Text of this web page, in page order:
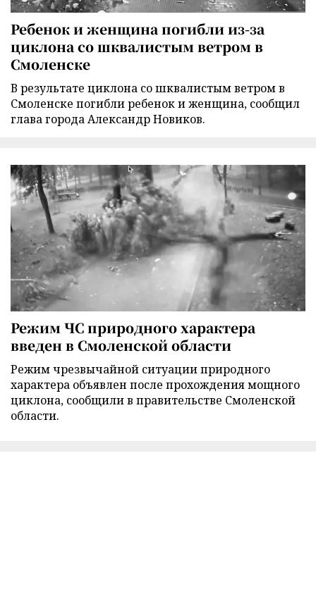
Ребенок и женщина погибли из-за
циклона со шквалистым ветром в
Смоленске
В результате циклона со шквалистым ветром в
Смоленске погибли ребенок и женщина, сообщил
глава города Александр Новиков.
Режим ЧС природного характера
введен в Смоленской области
Режим чрезвычайной ситуации природного
характера объявлен после прохождения мощного
циклона, сообщили в правительстве Смоленской
области.